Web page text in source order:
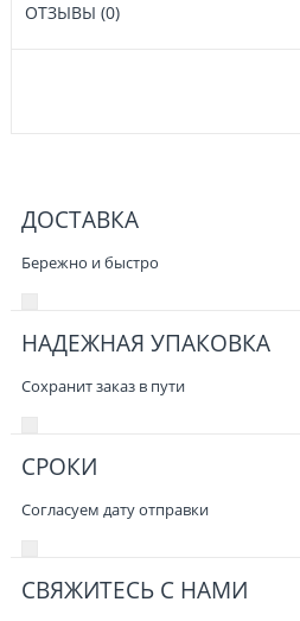
ОТЗЫВЫ (0)
ДОСТАВКА
Бережно и быстро
НАДЕЖНАЯ УПАКОВКА
Сохранит заказ в пути
СРОКИ
Согласуем дату отправки
СВЯЖИТЕСЬ С НАМИ